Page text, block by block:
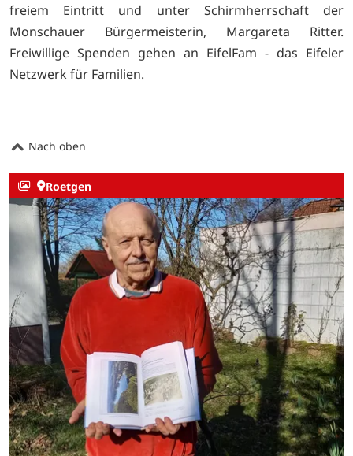
freiem Eintritt und unter Schirmherrschaft der
Monschauer Bürgermeisterin, Margareta Ritter.
Freiwillige Spenden gehen an EifelFam - das Eifeler
Netzwerk für Familien.
Nach oben
Roetgen